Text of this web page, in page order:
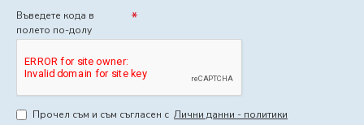
Въведете кода в
полето по-долу
Прочел съм и съм съгласен с Лични данни - политики